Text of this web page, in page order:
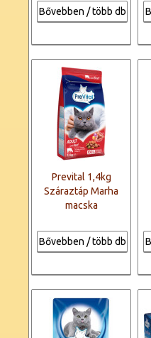
Bővebben / több db
Prevital 1,4kg
Száraztáp Marha
macska
Bővebben / több db